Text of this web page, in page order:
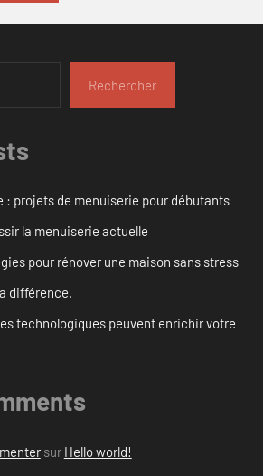
Rechercher
: projets de menuiserie pour débutants
la menuiserie actuelle
pour rénover une maison sans stress
différence.
technologiques peuvent enrichir votre
sur Hello world!